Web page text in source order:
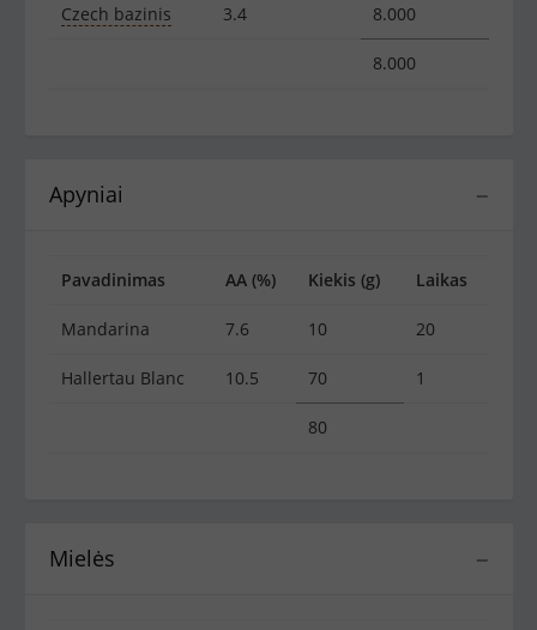
Czech bazinis 3.4 8.000
8.000
−
Apyniai
Pavadinimas AA (%) Kiekis (g) Laikas
Mandarina 7.6 10 20
Hallertau Blanc 10.5 70 1
80
−
Mielės